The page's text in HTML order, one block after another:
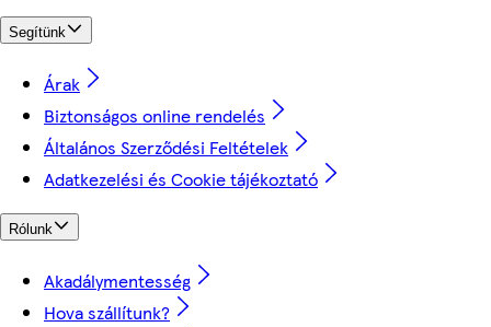
Segítünk
Árak
Biztonságos online rendelés
Általános Szerződési Feltételek
Adatkezelési és Cookie tájékoztató
Rólunk
Akadálymentesség
Hova szállítunk?